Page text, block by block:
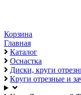
Корзина
Главная
Каталог
Оснастка
Диски, круги
Круги отрезные и